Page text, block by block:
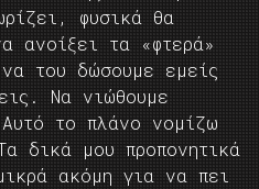
φυσικά θα
ανοίξει τα «φτερά»
του δώσουμε εμείς
Να νιώθουμε
το πλάνο νομίζω
δικά μου προπονητικά
ακόμη για να πει